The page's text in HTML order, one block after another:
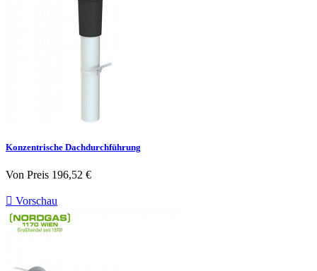
Konzentrische Dachdurchführung
Von Preis 196,52 €
 Vorschau